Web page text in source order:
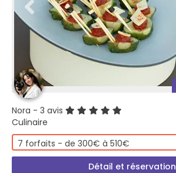
Nora - 3 avis
Culinaire
7 forfaits - de 300€ à 510€
Détail et réservation